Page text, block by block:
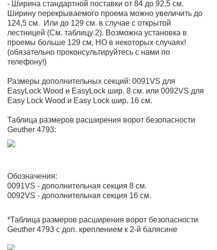
- Ширина стандартной поставки от 84 до 92,5 см.
Ширину перекрываемого проема можно увеличить до
124,5 см. Или до 129 см. в случае с открытой
лестницей (См. таблицу 2). Возможна установка в
проемы больше 129 см, НО в некоторых случаях!
(обязательно проконсультируйтесь с нами по
телефону!)
Размеры дополнительных секций: 0091VS для
EasyLock Wood и EasyLock шир. 8 см. или 0092VS для
Easy Lock Wood и Easy Lock шир. 16 см.
Таблица размеров расширения ворот безопасности
Geuther 4793:
Обозначения:
0091VS - дополнительная секция 8 см.
0092VS - дополнительная секция 16 см.
*Таблица размеров расширения ворот безопасности
Geuther 4793 с доп. креплением к 2-й балясине